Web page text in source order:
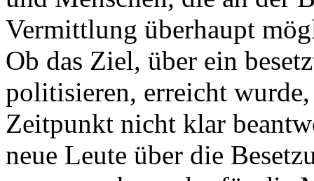
Vermittlung überhaupt
Ob das Ziel, über ein
politisieren, erreicht
Zeitpunkt nicht klar
neue Leute über die